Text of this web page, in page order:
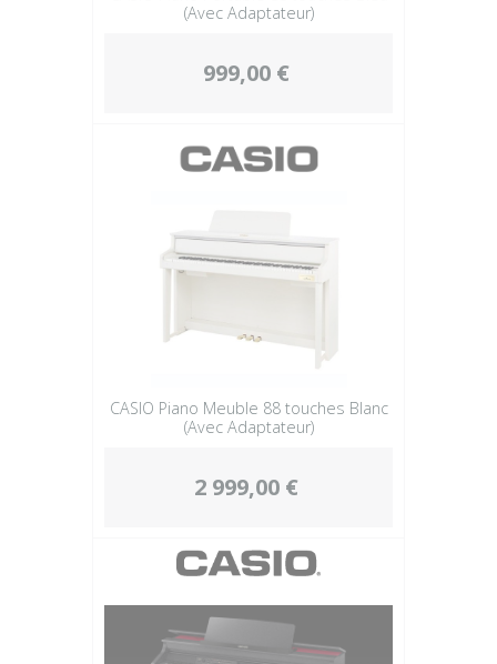
(Avec Adaptateur)
999,00 €
CASIO Piano Meuble 88 touches Blanc
(Avec Adaptateur)
2 999,00 €